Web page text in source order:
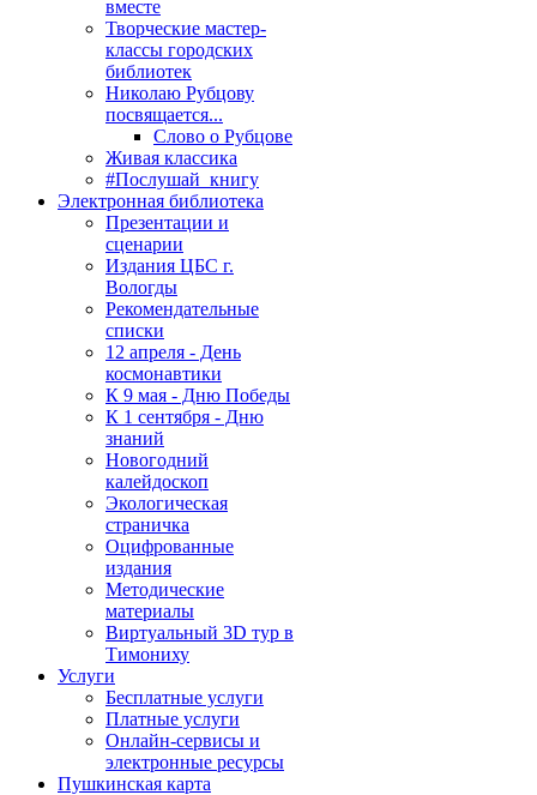
вместе
Творческие мастер-
классы городских
библиотек
Николаю Рубцову
посвящается...
Слово о Рубцове
Живая классика
#Послушай_книгу
Электронная библиотека
Презентации и
сценарии
Издания ЦБС г.
Вологды
Рекомендательные
списки
12 апреля - День
космонавтики
К 9 мая - Дню Победы
К 1 сентября - Дню
знаний
Новогодний
калейдоскоп
Экологическая
страничка
Оцифрованные
издания
Методические
материалы
Виртуальный 3D тур в
Тимониху
Услуги
Бесплатные услуги
Платные услуги
Онлайн-сервисы и
электронные ресурсы
Пушкинская карта